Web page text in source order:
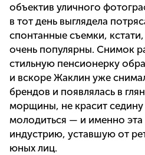
объектив уличного
в тот день выглядела
спонтанные съемки,
очень популярны. Снимок
стильную пенсионерку
и вскоре Жаклин уже
брендов и появлялась в
морщины, не красит седину
молодиться — и именно эта
индустрию, уставшую от
юных лиц.